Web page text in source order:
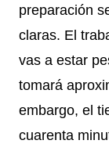
preparación
claras. El
vas a estar
tomará
embargo, el
cuarenta